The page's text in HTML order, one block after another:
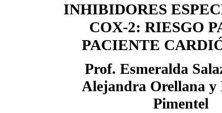
INHIBIDORES
COX-2: RIESGO
PACIENTE
Prof. Esmeralda
Alejandra Orellana y
Pimentel